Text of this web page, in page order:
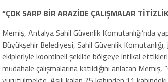
“ÇOK SARP BİR ARAZİDE ÇALIŞMALAR
Memiş, Antalya Sahil Güvenlik Komutanlığı’nda
Büyükşehir Belediyesi, Sahil Güvenlik
ekipleriyle koordineli şekilde bölgeye intikal
müdahale çalışmalarına katıldığını anlatan